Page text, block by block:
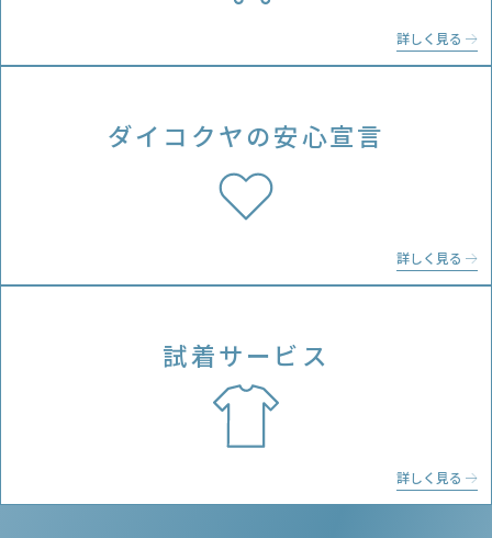
詳しく見る
ダイコクヤの安心宣言
詳しく見る
試着サービス
詳しく見る